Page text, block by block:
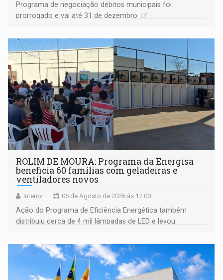
Programa de negociação débitos municipais foi
prorrogado e vai até 31 de dezembro
ROLIM DE MOURA: Programa da Energisa
beneficia 60 famílias com geladeiras e
ventiladores novos
Interior 06 de Agosto de 2026 às 17:00
Ação do Programa de Eficiência Energética também
distribuiu cerca de 4 mil lâmpadas de LED e levou
comunidade